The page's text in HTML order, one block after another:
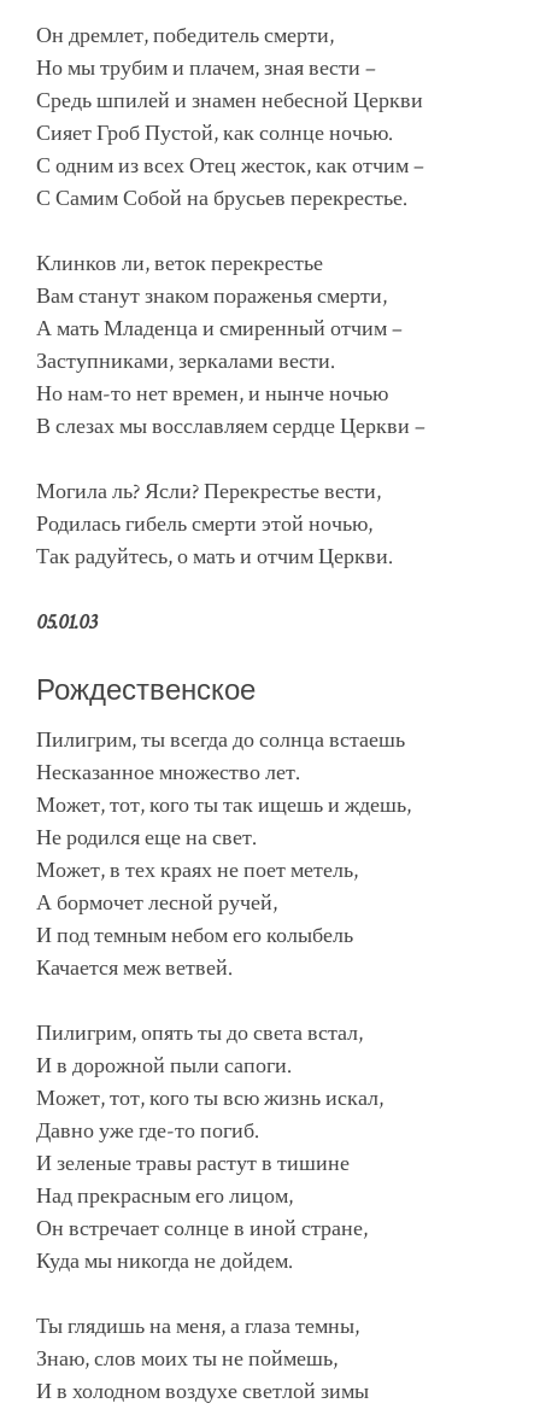
Он дремлет, победитель смерти,
Но мы трубим и плачем, зная вести –
Средь шпилей и знамен небесной Церкви
Сияет Гроб Пустой, как солнце ночью.
С одним из всех Отец жесток, как отчим –
С Самим Собой на брусьев перекрестье.
Клинков ли, веток перекрестье
Вам станут знаком пораженья смерти,
А мать Младенца и смиренный отчим –
Заступниками, зеркалами вести.
Но нам-то нет времен, и нынче ночью
В слезах мы восславляем сердце Церкви –
Могила ль? Ясли? Перекрестье вести,
Родилась гибель смерти этой ночью,
Так радуйтесь, о мать и отчим Церкви.
05.01.03
Рождественское
Пилигрим, ты всегда до солнца встаешь
Несказанное множество лет.
Может, тот, кого ты так ищешь и ждешь,
Не родился еще на свет.
Может, в тех краях не поет метель,
А бормочет лесной ручей,
И под темным небом его колыбель
Качается меж ветвей.
Пилигрим, опять ты до света встал,
И в дорожной пыли сапоги.
Может, тот, кого ты всю жизнь искал,
Давно уже где-то погиб.
И зеленые травы растут в тишине
Над прекрасным его лицом,
Он встречает солнце в иной стране,
Куда мы никогда не дойдем.
Ты глядишь на меня, а глаза темны,
Знаю, слов моих ты не поймешь,
И в холодном воздухе светлой зимы